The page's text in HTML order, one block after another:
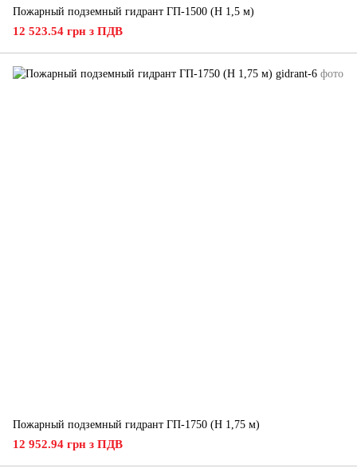
Пожарный подземный гидрант ГП-1500 (H 1,5 м)
12 523.54 грн з ПДВ
Пожарный подземный гидрант ГП-1750 (H 1,75 м)
12 952.94 грн з ПДВ